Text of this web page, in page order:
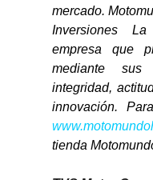
mercado.
Inversiones
empresa que
mediante sus
integridad,
tienda